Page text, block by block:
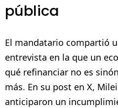
pública
El mandatario compartió
entrevista en la que un
qué refinanciar no es
más. En su post en X,
anticiparon un